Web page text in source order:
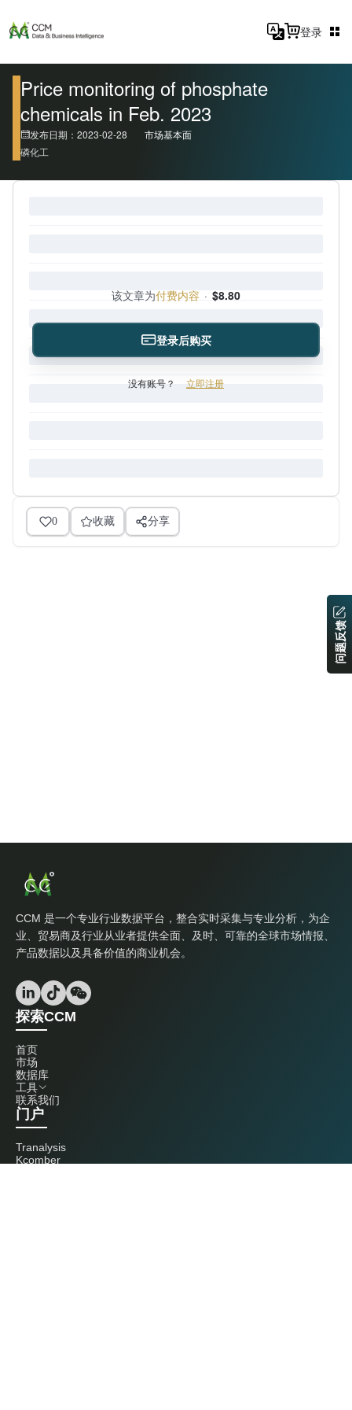
登录
Price monitoring of phosphate
chemicals in Feb. 2023
发布日期：2023-02-28
市场基本面
磷化工
该文章为付费内容 · $8.80
登录后购买
没有账号？ 立即注册
0 收藏 分享
CCM 是一个专业行业数据平台，整合实时采集与专业分析，为企
业、贸易商及行业从业者提供全面、及时、可靠的全球市场情报、
产品数据以及具备价值的商业机会。
探索CCM
首页
市场
数据库
工具
联系我们
门户
Tranalysis
Kcomber
问题反馈